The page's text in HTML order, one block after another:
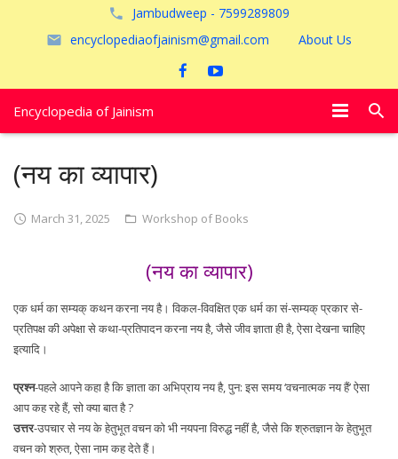
Jambudweep - 7599289809
encyclopediaofjainism@gmail.com
About Us
Encyclopedia of Jainism
पूजायें
(नय का व्यापार)
March 31, 2025 Workshop of Books
(नय का व्यापार)
एक धर्म का सम्यक् कथन करना नय है। विकल-विवक्षित एक धर्म का सं-सम्यक् प्रकार से-
प्रतिपक्ष की अपेक्षा से कथा-प्रतिपादन करना नय है, जैसे जीव ज्ञाता ही है, ऐसा देखना चाहिए
इत्यादि।
प्रश्न-पहले आपने कहा है कि ज्ञाता का अभिप्राय नय है, पुन: इस समय ‘वचनात्मक नय हैं’ ऐसा
आप कह रहे हैं, सो क्या बात है ?
उत्तर-उपचार से नय के हेतुभूत वचन को भी नयपना विरुद्ध नहीं है, जैसे कि श्रुतज्ञान के हेतुभूत
वचन को श्रुत, ऐसा नाम कह देते हैं।